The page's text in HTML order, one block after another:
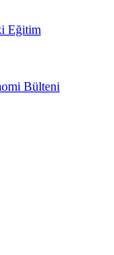
Eğitim
Bülteni